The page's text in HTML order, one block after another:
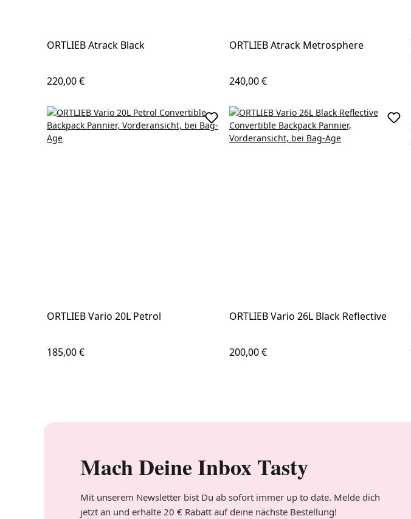
ORTLIEB Atrack Black
Regulärer Preis:
220,00 €
ORTLIEB Atrack Metrosphere
Regulärer Preis:
240,00 €
ORTLIEB Vario 20L Petrol
Regulärer Preis:
185,00 €
ORTLIEB Vario 26L Black Reflective
Regulärer Preis:
200,00 €
Mach Deine Inbox Tasty
Mit unserem Newsletter bist Du ab sofort immer up to date. Melde dich
jetzt an und erhalte 20 € Rabatt auf deine nächste Bestellung!